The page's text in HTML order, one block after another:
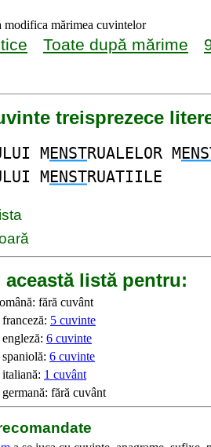
modifica mărimea cuvintelor
Toate după mărime
treisprezece
MENSTRUALELOR M
MENSTRUATIILE
listă pentru:
fără cuvânt
5 cuvinte
6 cuvinte
6 cuvinte
1 cuvânt
fără cuvânt